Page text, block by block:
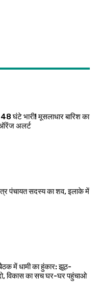
घंटे भारी! मूसलाधार बारिश का
अलर्ट
पंचायत सदस्य का शव, इलाके में
में धामी का हुंकार: झूठ-
विकास का सच घर-घर पहुंचाओ